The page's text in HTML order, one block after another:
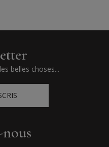
belles choses...